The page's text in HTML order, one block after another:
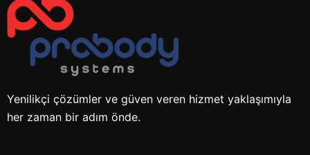
Yenilikçi çözümler ve güven veren hizmet yaklaşımıyla
her zaman bir adım önde.